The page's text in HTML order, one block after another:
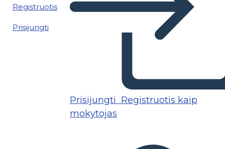
Registruotis
Prisijungti
Prisijungti Registruotis kaip
mokytojas